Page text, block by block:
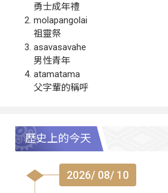
勇士成年禮
molapangolai
祖靈祭
asavasavahe
男性青年
atamatama
父字輩的稱呼
歷史上的今天
2026/ 08/ 10